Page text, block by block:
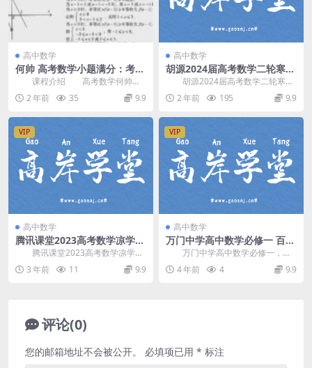
高中数学
何帅 高考数学小题满分：考场
40分钟拿满卷面80分百度网盘
分享
课程介绍 高考数学何帅课
程，VIP会员可通过网盘转存下载或
者在线播放。本课...
2 年前 35 9.9
高中数学
胡源2024届高考数学二轮寒假
春季精讲 百度网盘分享
胡源2024届高考数学二轮寒假
+春季精讲，由 胡源 老师讲课，北
京大学元培学...
2 年前 195 9.9
VIP
高中数学
腾讯课堂2023高考数学凉学长
录播课第二部分暨补充部分
（高三）百度网盘分享
腾讯课堂2023高考数学凉学长
录播课第二部分暨补充部分，百度
网盘分享高考数学...
3 年前 11 9.9
VIP
高中数学
万门中学高中数学必修一 百度
网盘分享
万门中学高中数学必修一，百
度网盘高中数学课程13.0G高清视
频。 资源目录...
4 年前 4 9.9
评论(0)
您的邮箱地址不会被公开。 必填项已用 * 标注